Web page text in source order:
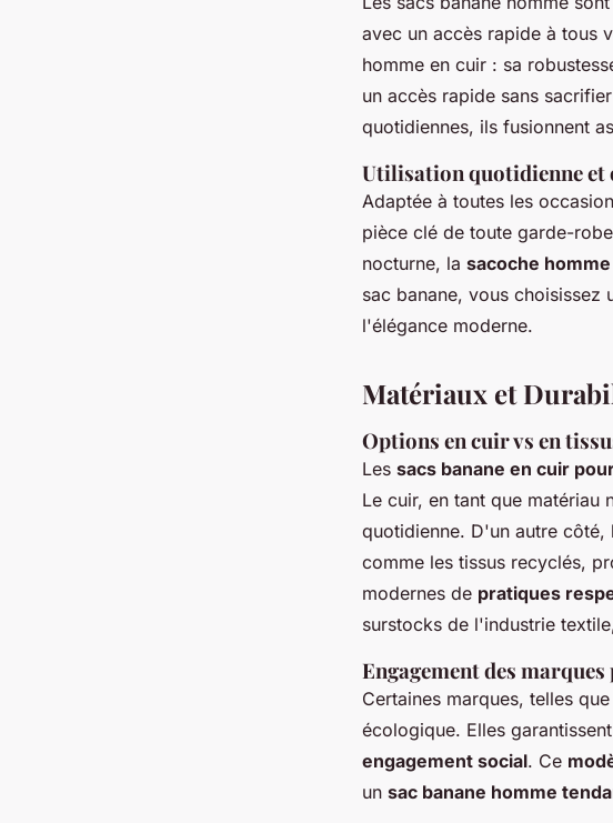
avec un accès rapide à tous
homme en cuir : sa
un accès rapide sans
quotidiennes, ils fusionnent
Utilisation quotidienne et
Adaptée à toutes les
pièce clé de toute garde-
nocturne, la sacoche
sac banane, vous
l'élégance moderne.
Matériaux et
Options en cuir vs en
Les sacs banane en cuir
Le cuir, en tant que matériau
quotidienne. D'un autre côté,
comme les tissus recyclés,
modernes de pratiques
surstocks de l'industrie
Engagement des
Certaines marques, telles
écologique. Elles
engagement social. Ce
un sac banane homme